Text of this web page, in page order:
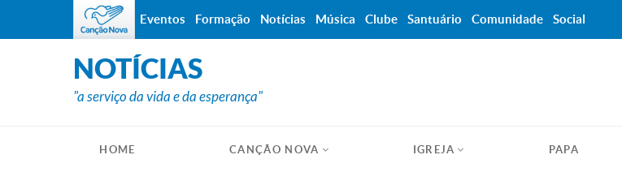
NOTÍCIAS
"a serviço da vida e da esperança"
HOME CANÇÃO NOVA IGREJA PAPA
Eventos Formação Notícias Música Clube Santuário Comunidade Social